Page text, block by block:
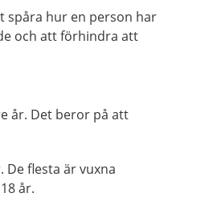
spåra hur en person har
och att förhindra att
år. Det beror på att
De flesta är vuxna
år.